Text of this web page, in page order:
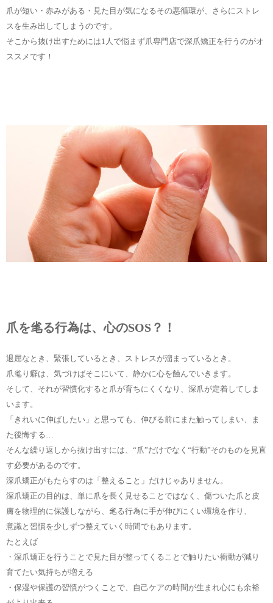
爪が短い・赤みがある・見た目が気になるその悪循環が、さらにストレ
スを生み出してしまうのです。
そこから抜け出すためには1人で悩まず爪専門店で深爪矯正を行うのがオ
ススメです！
爪を毟る行為は、心のSOS？！
退屈なとき、緊張しているとき、ストレスが溜まっているとき。
爪毟り癖は、気づけばそこにいて、静かに心を蝕んでいきます。
そして、それが習慣化すると爪が育ちにくくなり、深爪が定着してしま
います。
「きれいに伸ばしたい」と思っても、伸びる前にまた触ってしまい、ま
た後悔する…
そんな繰り返しから抜け出すには、“爪”だけでなく“行動”そのものを見直
す必要があるのです。
深爪矯正がもたらすのは「整えること」だけじゃありません。
深爪矯正の目的は、単に爪を長く見せることではなく、傷ついた爪と皮
膚を物理的に保護しながら、毟る行為に手が伸びにくい環境を作り、
意識と習慣を少しずつ整えていく時間でもあります。
たとえば
・深爪矯正を行うことで見た目が整ってくることで触りたい衝動が減り
育てたい気持ちが増える
・保湿や保護の習慣がつくことで、自己ケアの時間が生まれ心にも余裕